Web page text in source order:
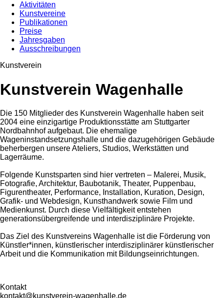
Aktivitäten
Kunstvereine
Publikationen
Preise
Jahresgaben
Ausschreibungen
Kunstverein
Kunstverein Wagenhalle
Die 150 Mitglieder des Kunstverein Wagenhalle haben seit
2004 eine einzigartige Produktionsstätte am Stuttgarter
Nordbahnhof aufgebaut. Die ehemalige
Wageninstandsetzungshalle und die dazugehörigen Gebäude
beherbergen unsere Ateliers, Studios, Werkstätten und
Lagerräume.
Folgende Kunstsparten sind hier vertreten – Malerei, Musik,
Fotografie, Architektur, Baubotanik, Theater, Puppenbau,
Figurentheater, Performance, Installation, Kuration, Design,
Grafik- und Webdesign, Kunsthandwerk sowie Film und
Medienkunst. Durch diese Vielfältigkeit entstehen
generationsübergreifende und interdisziplinäre Projekte.
Das Ziel des Kunstvereins Wagenhalle ist die Förderung von
Künstler*innen, künstlerischer interdisziplinärer künstlerischer
Arbeit und die Kommunikation mit Bildungseinrichtungen.
Kontakt
kontakt@kunstverein-wagenhalle.de